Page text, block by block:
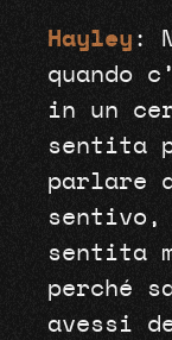
Hayley :
quando
in un
sentita
parlare
sentivo,
sentita
perché
avessi